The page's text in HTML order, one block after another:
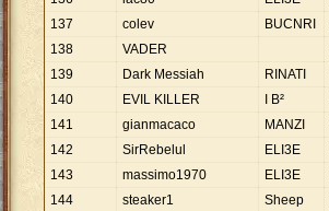
137
colev BUCNRI
138
VADER
139
Dark Messiah RINATI
140
EVIL KILLER I B²
141
gianmacaco MANZI
142
SirRebelul ELI3E
143
massimo1970 ELI3E
144
steaker1 Sheep